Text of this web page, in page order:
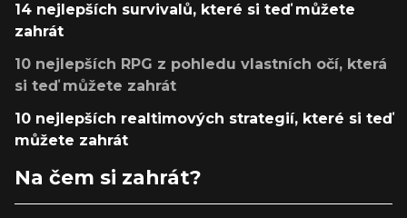
14 nejlepších survivalů, které si teď můžete
zahrát
10 nejlepších RPG z pohledu vlastních očí, která
si teď můžete zahrát
10 nejlepších realtimových strategií, které si teď
můžete zahrát
Na čem si zahrát?